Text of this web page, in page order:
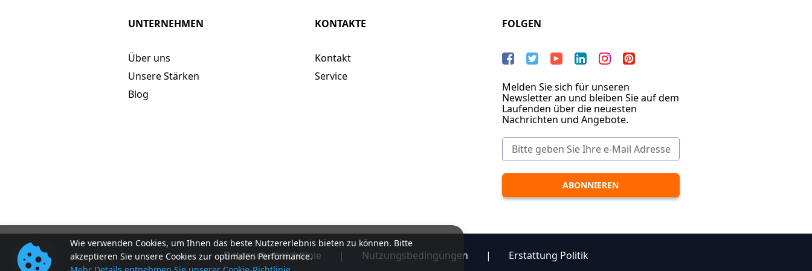
Wie verwenden Cookies, um Ihnen das beste Nutzererlebnis bieten zu können. Bitte
akzeptieren Sie unsere Cookies zur optimalen Performance.
UNTERNEHMEN
Über uns
Unsere Stärken
Blog
KONTAKTE
Kontakt
Service
FOLGEN
Melden Sie sich für unseren
Newsletter an und bleiben Sie auf dem
Laufenden über die neuesten
Nachrichten und Angebote.
Datenschutzrichtlinie | Nutzungsbedingungen |
Erstattung Politik